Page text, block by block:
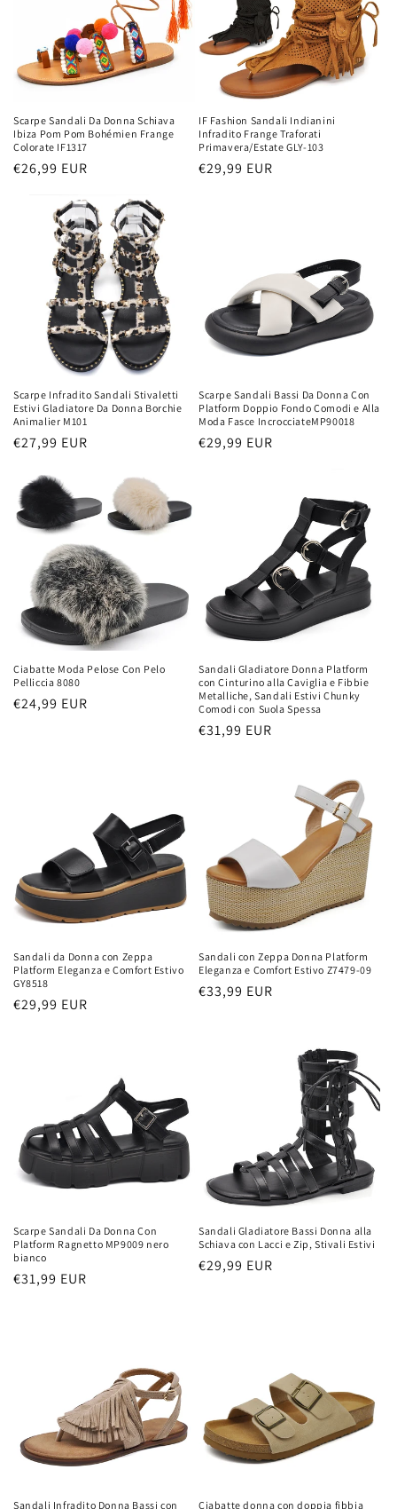
Scarpe Sandali Da Donna Schiava
Ibiza Pom Pom Bohémien Frange
Colorate IF1317
Prezzo
listino
€26,99 EUR
IF Fashion Sandali Indianini
Infradito Frange Traforati
Primavera/Estate GLY-103
Prezzo
€29,99 EUR
Scarpe Infradito Sandali Stivaletti
Estivi Gladiatore Da Donna Borchie
Animalier M101
Prezzo
listino
€27,99 EUR
Scarpe Sandali Bassi Da Donna Con
Platform Doppio Fondo Comodi e Alla
Moda Fasce IncrocciateMP90018
Prezzo
€29,99 EUR
Ciabatte Moda Pelose Con Pelo
Pelliccia 8080
Prezzo
€24,99 EUR
Sandali Gladiatore Donna Platform
con Cinturino alla Caviglia e Fibbie
Metalliche, Sandali Estivi Chunky
Comodi con Suola Spessa
Prezzo
€31,99 EUR
Sandali da Donna con Zeppa
Platform Eleganza e Comfort Estivo
GY8518
Prezzo
€29,99 EUR
Sandali con Zeppa Donna Platform
Eleganza e Comfort Estivo Z7479-09
Prezzo
€33,99 EUR
Scarpe Sandali Da Donna Con
Platform Ragnetto MP9009 nero
bianco
Prezzo
€31,99 EUR
Sandali Gladiatore Bassi Donna alla
Schiava con Lacci e Zip, Stivali Estivi
Prezzo
€29,99 EUR
Sandali Infradito Donna Bassi con Ciabatte donna con doppia fibbia